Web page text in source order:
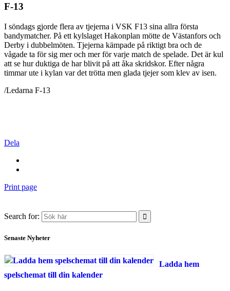
F-13
I söndags gjorde flera av tjejerna i VSK F13 sina allra första
bandymatcher. På ett kylslaget Hakonplan mötte de Västanfors och
Derby i dubbelmöten. Tjejerna kämpade på riktigt bra och de
vågade ta för sig mer och mer för varje match de spelade. Det är kul
att se hur duktiga de har blivit på att åka skridskor. Efter några
timmar ute i kylan var det trötta men glada tjejer som klev av isen.
/Ledarna F-13
Dela
Print page
Search for:
Senaste Nyheter
Ladda hem
spelschemat till din kalender